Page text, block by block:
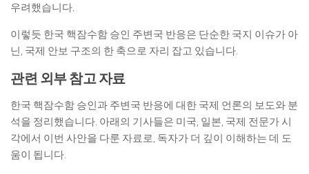
우려했습니다.
이렇듯 한국 핵잠수함 승인 주변국 반응은 단순한 국지 이슈가 아
닌, 국제 안보 구조의 한 축으로 자리 잡고 있습니다.
관련 외부 참고 자료
한국 핵잠수함 승인과 주변국 반응에 대한 국제 언론의 보도와 분
석을 정리했습니다. 아래의 기사들은 미국, 일본, 국제 전문가 시
각에서 이번 사안을 다룬 자료로, 독자가 더 깊이 이해하는 데 도
움이 됩니다.